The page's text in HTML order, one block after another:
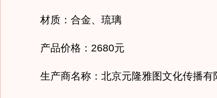
材质：合金、琉璃
产品价格：2680元
生产商名称：北京元隆雅图文化传播有